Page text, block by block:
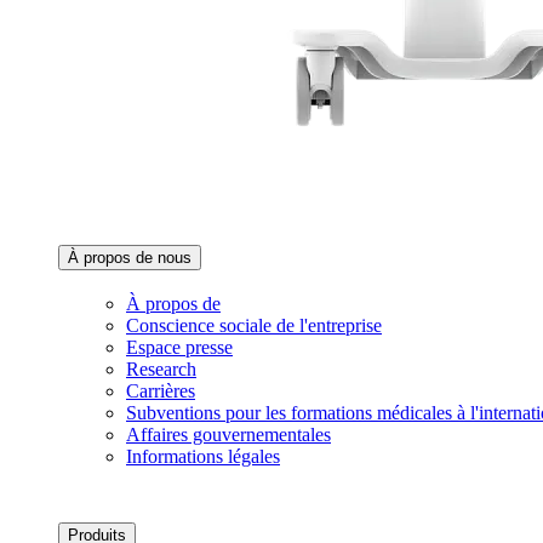
À propos de nous‌
À propos de
Conscience sociale de l'entreprise
Espace presse
Research
Carrières
Subventions pour les formations médicales à
Affaires gouvernementales
Informations légales
Produits